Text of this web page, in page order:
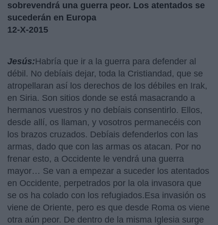
sobrevendrá una guerra peor. Los atentados se
sucederán en Europa
12-X-2015
Jesús:Habría que ir a la guerra para defender al
débil. No debíais dejar, toda la Cristiandad, que se
atropellaran así los derechos de los débiles en Irak,
en Siria. Son sitios donde se está masacrando a
hermanos vuestros y no debíais consentirlo. Ellos,
desde allí, os llaman, y vosotros permanecéis con
los brazos cruzados. Debíais defenderlos con las
armas, dado que con las armas os atacan. Por no
frenar esto, a Occidente le vendrá una guerra
mayor… Se van a empezar a suceder los atentados
en Occidente, perpetrados por la ola invasora que
se os ha colado con los refugiados.Esa invasión os
viene de Oriente, pero es que desde Roma os viene
otra aún peor. De dentro de la misma Iglesia surge